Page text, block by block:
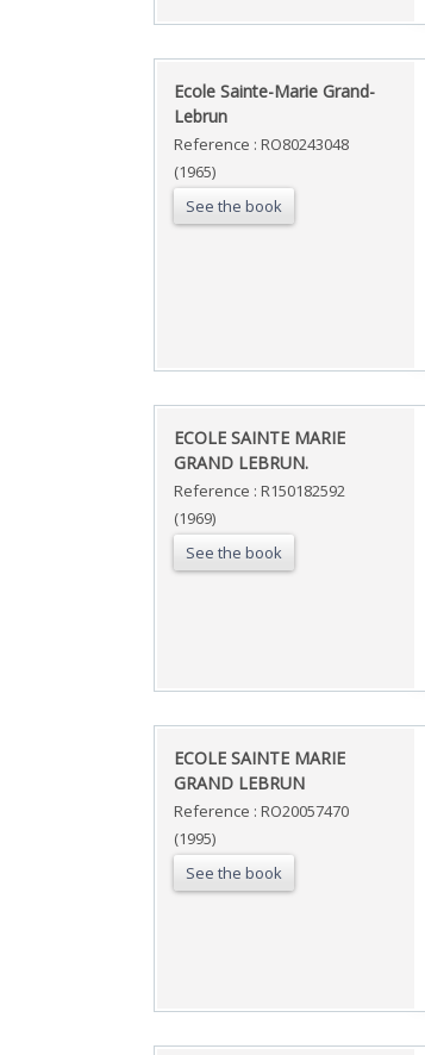
‎Ecole Sainte-Marie Grand-
Lebrun‎
Reference : RO80243048
(1965)
See the book
‎ECOLE SAINTE MARIE
GRAND LEBRUN.‎
Reference : R150182592
(1969)
See the book
‎ECOLE SAINTE MARIE
GRAND LEBRUN‎
Reference : RO20057470
(1995)
See the book